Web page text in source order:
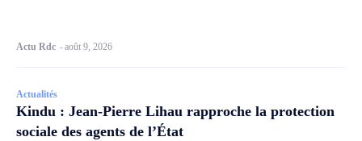
Actu Rdc -août 9, 2026
Actualités
Kindu : Jean-Pierre Lihau rapproche la protection
sociale des agents de l’État